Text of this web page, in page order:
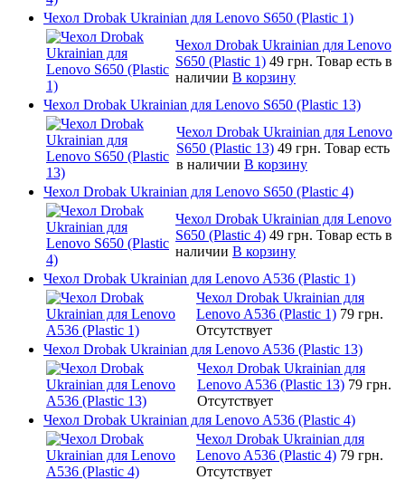
Чехол Drobak Ukrainian для Lenovo S650 (Plastic 1)
Чехол Drobak Ukrainian для Lenovo
S650 (Plastic 1) 49 грн. Товар есть в
наличии В корзину
Чехол Drobak Ukrainian для Lenovo S650 (Plastic 13)
Чехол Drobak Ukrainian для Lenovo
S650 (Plastic 13) 49 грн. Товар есть
в наличии В корзину
Чехол Drobak Ukrainian для Lenovo S650 (Plastic 4)
Чехол Drobak Ukrainian для Lenovo
S650 (Plastic 4) 49 грн. Товар есть в
наличии В корзину
Чехол Drobak Ukrainian для Lenovo A536 (Plastic 1)
Чехол Drobak Ukrainian для
Lenovo A536 (Plastic 1) 79 грн.
Отсутствует
Чехол Drobak Ukrainian для Lenovo A536 (Plastic 13)
Чехол Drobak Ukrainian для
Lenovo A536 (Plastic 13) 79 грн.
Отсутствует
Чехол Drobak Ukrainian для Lenovo A536 (Plastic 4)
Чехол Drobak Ukrainian для
Lenovo A536 (Plastic 4) 79 грн.
Отсутствует